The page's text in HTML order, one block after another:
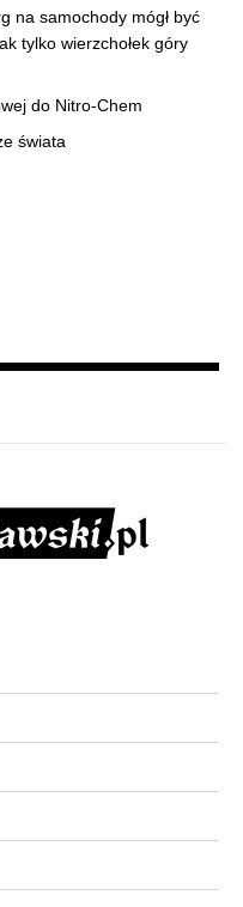
na samochody mógł być
tylko wierzchołek góry
do Nitro-Chem
świata